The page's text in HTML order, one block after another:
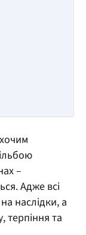
–
Адже всі
наслідки, а
терпіння та